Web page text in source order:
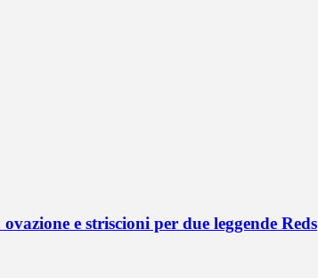
e striscioni per due leggende Reds